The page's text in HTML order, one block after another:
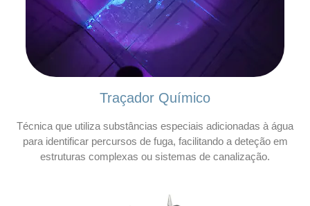
Traçador Químico
Técnica que utiliza substâncias especiais adicionadas à água
para identificar percursos de fuga, facilitando a deteção em
estruturas complexas ou sistemas de canalização.